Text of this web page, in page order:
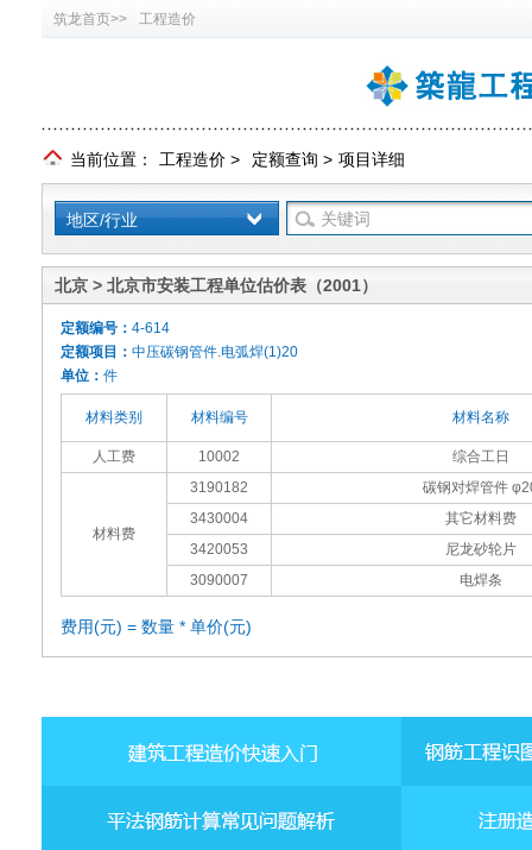
筑龙首页>> 工程造价
当前位置： 工程造价 > 定额查询 > 项目详细
地区/行业
北京 > 北京市安装工程单位估价表（2001）
定额编号： 4-614
定额项目： 中压碳钢管件.电弧焊(1)20
单位： 件
材料类别 材料编号 材料名称
人工费 10002 综合工日
材料费
3190182
碳钢对焊管件
3430004
其它材料费
3420053
尼龙砂轮片
3090007
电焊条
费用(元) = 数量 * 单价(元)